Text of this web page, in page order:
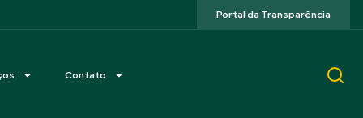
Portal da Transparência
Contato